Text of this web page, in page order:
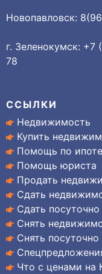
Новопавловск:
г. Зеленокумск:
78
ССЫЛКИ
Недвижимость
Купить
Помощь по
Помощь юриста
Продать
Сдать
Сдать посуточно
Снять
Снять посуточно
Что с ценами на